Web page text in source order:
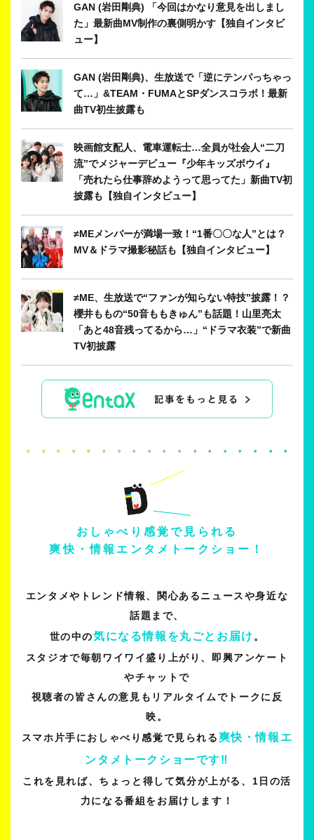
GAN (岩田剛典) 「今回はかなり意見を出しまし
た」最新曲MV制作の裏側明かす【独自インタビ
ュー】
GAN (岩田剛典)、生放送で「逆にテンパっちゃっ
て…」&TEAM・FUMAとSPダンスコラボ！最新
曲TV初生披露も
映画館支配人、電車運転士…全員が社会人“二刀
流”でメジャーデビュー『少年キッズボウイ』
「売れたら仕事辞めようって思ってた」新曲TV初
披露も【独自インタビュー】
≠MEメンバーが満場一致！“1番〇〇な人”とは？
MV＆ドラマ撮影秘話も【独自インタビュー】
≠ME、生放送で“ファンが知らない特技”披露！？
櫻井ももの“50音ももきゅん”も話題！山里亮太
「あと48音残ってるから…」“ドラマ衣装”で新曲
TV初披露
・・・・・・・・・・・・・・・・・・
おしゃべり感覚で見られる
爽快・情報エンタメトークショー！
エンタメやトレンド情報、関心あるニュースや身近な
話題まで、
世の中の気になる情報を丸ごとお届け。
スタジオで毎朝ワイワイ盛り上がり、即興アンケート
やチャットで
視聴者の皆さんの意見もリアルタイムでトークに反
映。
スマホ片手におしゃべり感覚で見られる爽快・情報エ
ンタメトークショーです‼
これを見れば、ちょっと得して気分が上がる、1日の活
力になる番組をお届けします！